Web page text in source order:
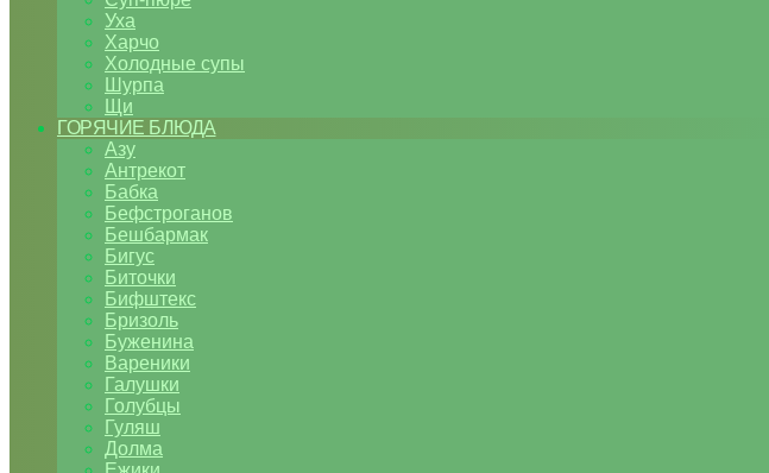
Уха
Харчо
Холодные супы
Шурпа
Щи
ГОРЯЧИЕ БЛЮДА
Азу
Антрекот
Бабка
Бефстроганов
Бешбармак
Бигус
Биточки
Бифштекс
Бризоль
Буженина
Вареники
Галушки
Голубцы
Гуляш
Долма